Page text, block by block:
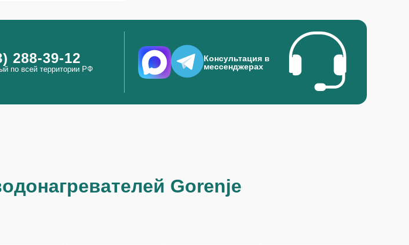
288-39-12
по всей территории РФ
Консультация в
мессенджерах
Gorenje